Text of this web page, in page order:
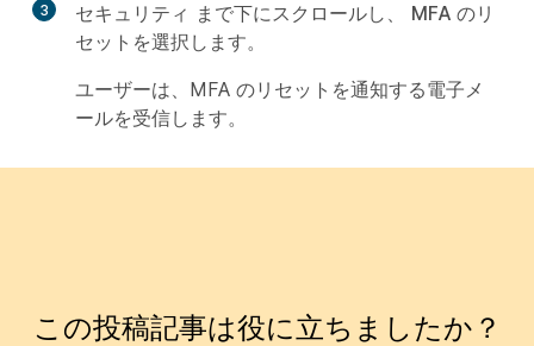
3 セキュリティ まで下にスクロールし、 MFA のリ
セット を選択します。
ユーザーは、MFA のリセットを通知する電子メ
ールを受信します。
この投稿記事は役に立ちましたか？